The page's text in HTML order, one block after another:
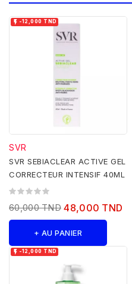
 -12,000 TND
SVR
SVR SEBIACLEAR ACTIVE GEL
CORRECTEUR INTENSIF 40ML
60,000 TND 48,000 TND
+ AU PANIER
 -12,000 TND